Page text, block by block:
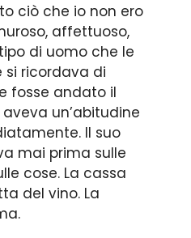
ciò che io non ero
affettuoso,
di uomo che le
si ricordava di
fosse andato il
un’abitudine
Il suo
mai prima sulle
cose. La cassa
del vino. La